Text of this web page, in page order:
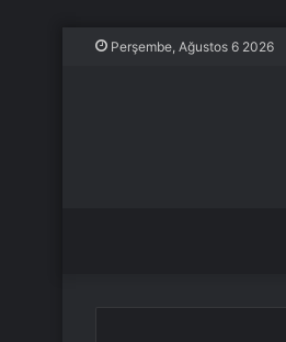
Perşembe, Ağustos 6 2026